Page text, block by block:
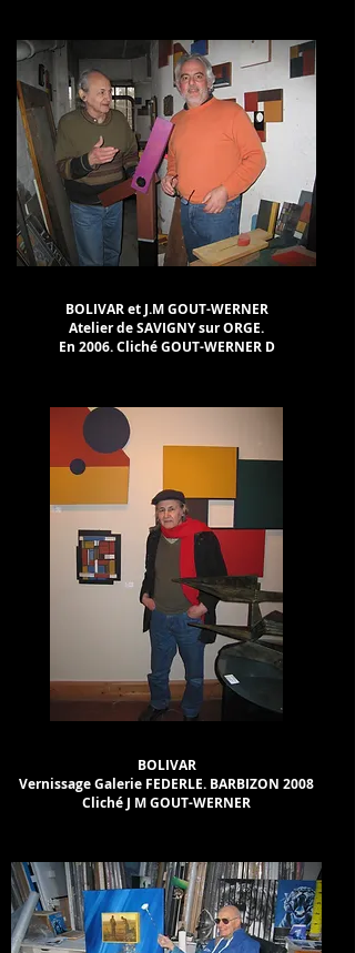
BOLIVAR et J.M GOUT-WERNER
Atelier de SAVIGNY sur ORGE.
En 2006. Cliché GOUT-WERNER D
BOLIVAR
Vernissage Galerie FEDERLE. BARBIZON 2008
Cliché J MGOUT-WERNER